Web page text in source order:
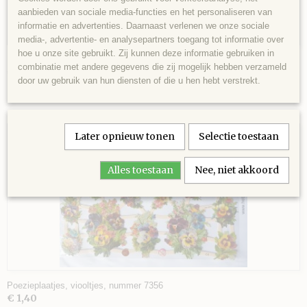
Poezieplaatjes kleine vlinders, nummer 7336
€ 1,40
Poezieplaatjes, viooltjes, nummer 7356
€ 1,40
aanbieden van sociale media-functies en het personaliseren van
informatie en advertenties. Daarnaast verlenen we onze sociale
media-, advertentie- en analysepartners toegang tot informatie over
hoe u onze site gebruikt. Zij kunnen deze informatie gebruiken in
combinatie met andere gegevens die zij mogelijk hebben verzameld
door uw gebruik van hun diensten of die u hen hebt verstrekt.
Later opnieuw tonen Selectie toestaan
Alles toestaan Nee, niet akkoord